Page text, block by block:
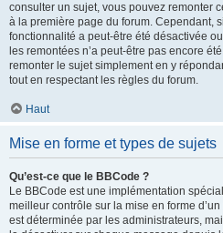
consulter un sujet, vous pouvez remonter
à la première page du forum. Cependant,
fonctionnalité a peut-être été désactivée
les remontées n’a peut-être pas encore
remonter le sujet simplement en y
tout en respectant les règles du forum.
Haut
Mise en forme et types de sujets
Qu’est-ce que le BBCode ?
Le BBCode est une implémentation
meilleur contrôle sur la mise en forme
est déterminée par les administrateurs,